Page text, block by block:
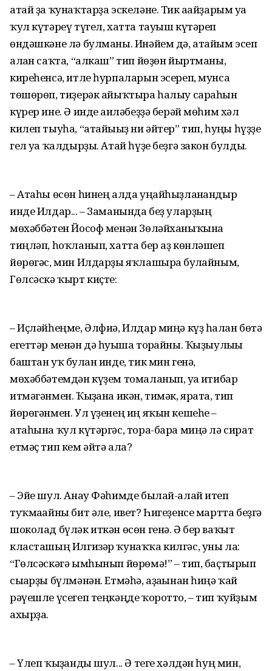
атай ҙа ҡунаҡтарҙа эскеләне. Тик ағайҙарым уға
ҡул күтәреү түгел, хатта тауыш күтәреп
өндәшкәне лә булманы. Инәйем дә, атайым эсеп
алған саҡта, “алкаш” тип йөҙөн йыртманы,
киреһенсә, итле һурпаларын эсереп, мунса
төшөрөп, тиҙерәк айыҡтыра һалыу сараһын
күрер ине. Ә инде ғаиләбеҙҙә берәй мөһим хәл
килеп тыуһа, “атайығыҙ ни әйтер” тип, һуңғы һүҙҙе
гел уға ҡалдырҙы. Атай һүҙе беҙгә закон булды.
– Атаһы өсөн һинең алда уңайһыҙланғандыр
инде Илдар... – Заманында беҙ уларҙың
мөхәббәтен Йософ менән Зөләйханыҡына
тиңләп, һоҡланып, хатта бер аҙ көнләшеп
йөрөгәс, мин Илдарҙы яҡлашырға булғайным,
Гөлсәскә ҡырт киҫте:
– Иҫләйһеңме, Әлфиә, Илдар миңә күҙ һалған бөтә
егеттәр менән дә һуғыша торғайны. Ҡыҙыулығы
баштан уҡ булған инде, тик мин генә,
мөхәббәтемдән күҙем томаланып, уға иғтибар
итмәгәнмен. Ҡыҙғана икән, тимәк, ярата, тип
йөрөгәнмен. Ул үҙенең иң яҡын кешеһе –
атаһына ҡул күтәргәс, тора-бара миңә лә сират
етмәҫ тип кем әйтә ала?
– Эйе шул. Анау Фәһимде былай-алай итеп
туҡмағайны бит әле, ивет? Һигеҙенсе мартта беҙгә
шоколад бүләк иткән өсөн генә. Ә бер ваҡыт
класташың Илгизәр ҡунаҡҡа килгәс, уны ла:
“Гөлсәскәгә ымһынып йөрөмә!” – тип, баҫтырып
сығарҙы бүлмәнән. Етмәһә, аҙағынан һиңә ҡай
рәүешле үсегеп теңкәңде ҡоротто, – тип ҡуйҙым
ахырҙа.
– Үлеп ҡыҙғанды шул... Ә теге хәлдән һуң мин,